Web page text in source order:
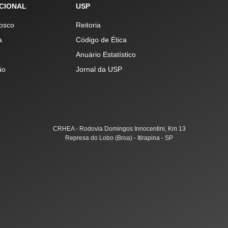
USP
Reitoria
Código de Ética
Anuário Estatístico
Jornal da USP
CRHEA - Rodovia Domingos Innocentini, Km 13
Represa do Lobo (Broa) - Itirapina - SP